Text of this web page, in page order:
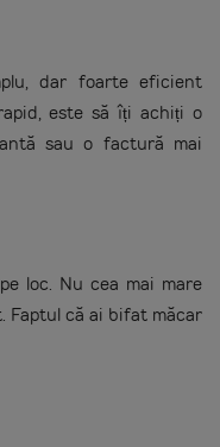
dar foarte eficient
este să îți achiți o
sau o factură mai
loc. Nu cea mai mare
Faptul că ai bifat măcar